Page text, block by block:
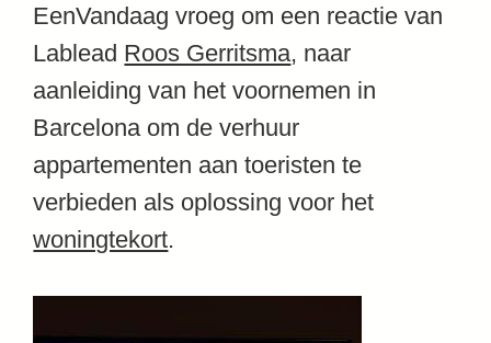
EenVandaag vroeg om een reactie van
Lablead Roos Gerritsma, naar
aanleiding van het voornemen in
Barcelona om de verhuur
appartementen aan toeristen te
verbieden als oplossing voor het
woningtekort.